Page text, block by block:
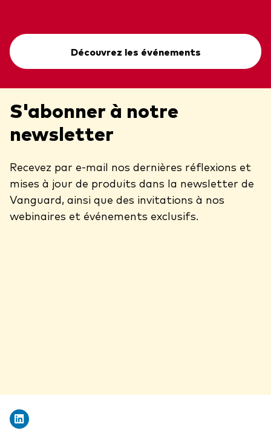
Découvrez les événements
S'abonner à notre
newsletter
Recevez par e-mail nos dernières réflexions et
mises à jour de produits dans la newsletter de
Vanguard, ainsi que des invitations à nos
webinaires et événements exclusifs.